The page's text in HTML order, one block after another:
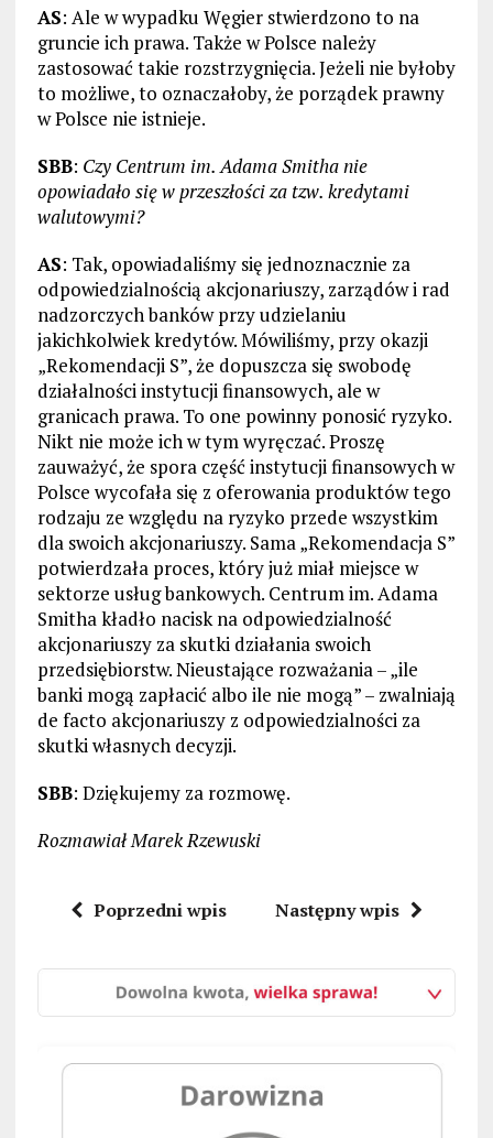
AS: Ale w wypadku Węgier stwierdzono to na
gruncie ich prawa. Także w Polsce należy
zastosować takie rozstrzygnięcia. Jeżeli nie byłoby
to możliwe, to oznaczałoby, że porządek prawny
w Polsce nie istnieje.
SBB: Czy Centrum im. Adama Smitha nie
opowiadało się w przeszłości za tzw. kredytami
walutowymi?
AS: Tak, opowiadaliśmy się jednoznacznie za
odpowiedzialnością akcjonariuszy, zarządów i rad
nadzorczych banków przy udzielaniu
jakichkolwiek kredytów. Mówiliśmy, przy okazji
„Rekomendacji S”, że dopuszcza się swobodę
działalności instytucji finansowych, ale w
granicach prawa. To one powinny ponosić ryzyko.
Nikt nie może ich w tym wyręczać. Proszę
zauważyć, że spora część instytucji finansowych w
Polsce wycofała się z oferowania produktów tego
rodzaju ze względu na ryzyko przede wszystkim
dla swoich akcjonariuszy. Sama „Rekomendacja S”
potwierdzała proces, który już miał miejsce w
sektorze usług bankowych. Centrum im. Adama
Smitha kładło nacisk na odpowiedzialność
akcjonariuszy za skutki działania swoich
przedsiębiorstw. Nieustające rozważania – „ile
banki mogą zapłacić albo ile nie mogą” – zwalniają
de facto akcjonariuszy z odpowiedzialności za
skutki własnych decyzji.
SBB: Dziękujemy za rozmowę.
Rozmawiał Marek Rzewuski
Poprzedni wpis Następny wpis